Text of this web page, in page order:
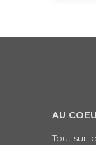
AU
Tout sur